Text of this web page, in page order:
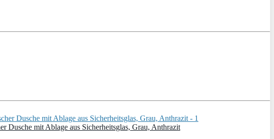
Dusche mit Ablage aus Sicherheitsglas, Grau, Anthrazit